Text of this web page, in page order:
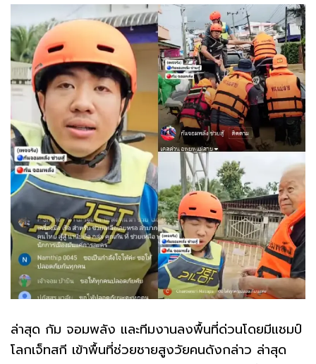
ล่าสุด กัม จอมพลัง และทีมงานลงพื้นที่ด่วนโดยมีแชมป์
โลกเจ็ทสกี เข้าพื้นที่ช่วยชายสูงวัยคนดังกล่าว ล่าสุด